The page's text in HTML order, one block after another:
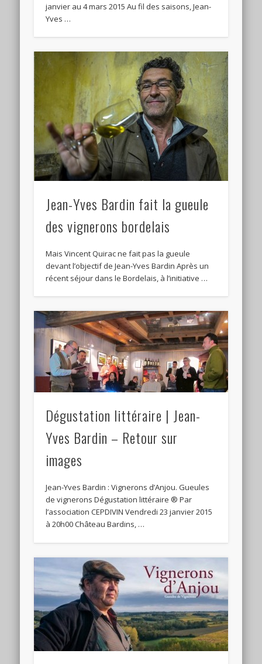
janvier au 4 mars 2015 Au fil des saisons, Jean-
Yves …
Jean-Yves Bardin fait la gueule
des vignerons bordelais
Mais Vincent Quirac ne fait pas la gueule
devant l’objectif de Jean-Yves Bardin Après un
récent séjour dans le Bordelais, à l’initiative …
Dégustation littéraire | Jean-
Yves Bardin – Retour sur
images
Jean-Yves Bardin : Vignerons d’Anjou. Gueules
de vignerons Dégustation littéraire ® Par
l’association CEPDIVIN Vendredi 23 janvier 2015
à 20h00 Château Bardins, …